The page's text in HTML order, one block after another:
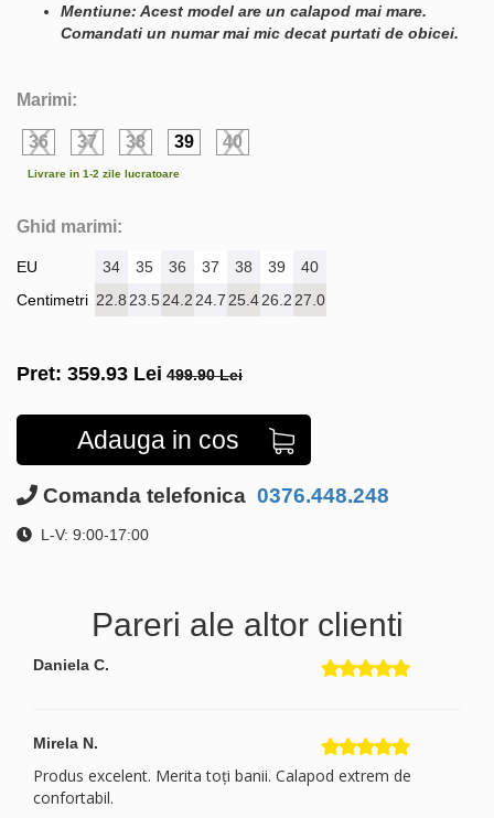
Mentiune: Acest model are un calapod mai mare.
Comandati un numar mai mic decat purtati de obicei.
Marimi:
36 37 38 39 40
Livrare in 1-2 zile lucratoare
Ghid marimi:
EU
Centimetri
34 35 36 37 38 39
40
22.8 23.524.2 24.7 25.426.2 27.0
Pret: 359.93 Lei 499.90 Lei
Adauga in cos
Comanda telefonica 0376.448.248
L-V: 9:00-17:00
Pareri ale altor clienti
Daniela C.
Mirela N.
Produs excelent. Merita toți banii. Calapod extrem de
confortabil.